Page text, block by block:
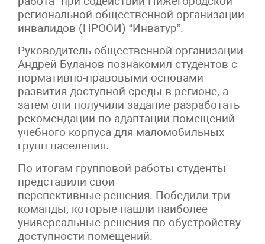
региональной общественной организации
инвалидов (НРООИ) “Инватур”.
Руководитель общественной организации
Андрей Буланов познакомил студентов с
нормативно-правовыми основами
развития доступной среды в регионе, а
затем они получили задание разработать
рекомендации по адаптации помещений
учебного корпуса для маломобильных
групп населения.
По итогам групповой работы студенты
представили свои
перспективные решения. Победили три
команды, которые нашли наиболее
универсальные решения по обустройству
доступности помещений.